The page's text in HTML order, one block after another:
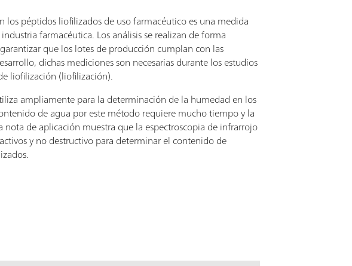
los péptidos liofilizados de uso farmacéutico es una medida
farmacéutica. Los análisis se realizan de forma
que los lotes de producción cumplan con las
dichas mediciones son necesarias durante los estudios
liofilización (liofilización).
ampliamente para la determinación de la humedad en los
de agua por este método requiere mucho tiempo y la
nota de aplicación muestra que la espectroscopia de infrarrojo
y no destructivo para determinar el contenido de